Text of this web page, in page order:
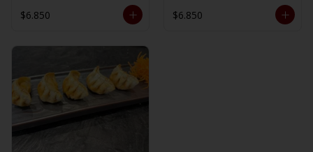
$6.850 $6.850